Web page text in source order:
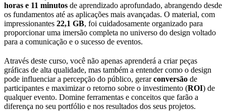
horas e 11 minutos de aprendizado aprofundado, abrangendo desde
os fundamentos até as aplicações mais avançadas. O material, com
impressionantes 22,1 GB, foi cuidadosamente organizado para
proporcionar uma imersão completa no universo do design voltado
para a comunicação e o sucesso de eventos.
Através deste curso, você não apenas aprenderá a criar peças
gráficas de alta qualidade, mas também a entender como o design
pode influenciar a percepção do público, gerarconversão de
participantes e maximizar o retorno sobre o investimento (ROI) de
qualquer evento. Domine ferramentas e conceitos que farão a
diferença no seu portfólio e nos resultados dos seus projetos.